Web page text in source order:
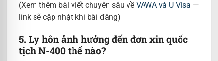
(Xem thêm bài viết chuyên sâu về VAWA và U Visa —
link sẽ cập nhật khi bài đăng)
5. Ly hôn ảnh hưởng đến đơn xin quốc
tịch N-400 thế nào?